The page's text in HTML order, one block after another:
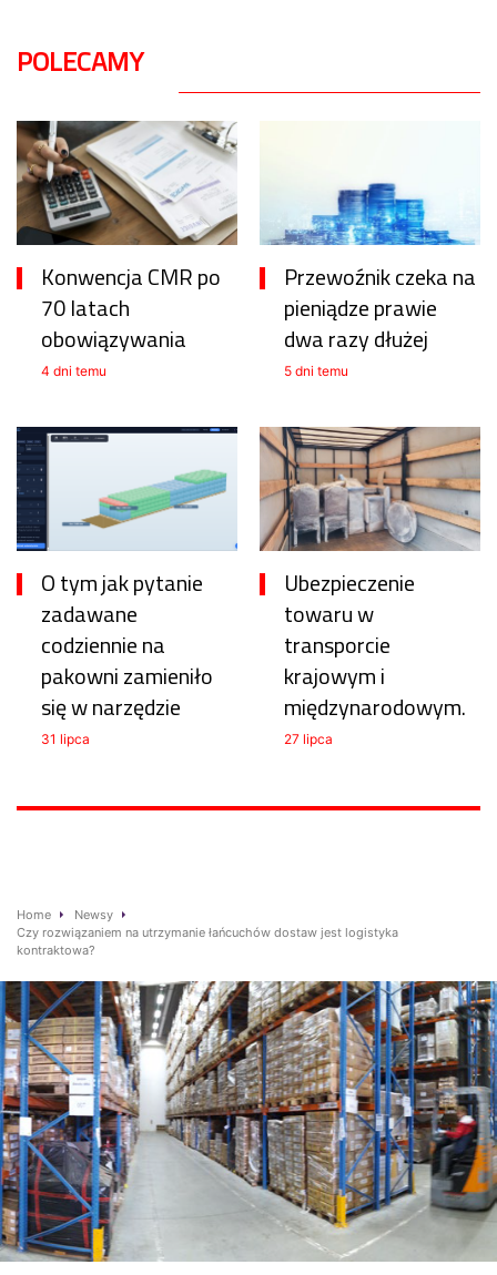
POLECAMY
Konwencja CMR po
70 latach
obowiązywania
4 dni temu
Przewoźnik czeka na
pieniądze prawie
dwa razy dłużej
5 dni temu
O tym jak pytanie
zadawane
codziennie na
pakowni zamieniło
się w narzędzie
31 lipca
Ubezpieczenie
towaru w
transporcie
krajowym i
międzynarodowym.
27 lipca
Home
Newsy
Czy rozwiązaniem na utrzymanie łańcuchów dostaw jest logistyka
kontraktowa?